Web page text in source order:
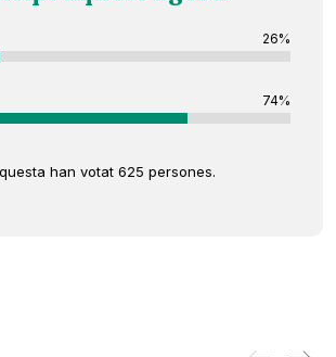
26%
74%
han votat 625 persones.